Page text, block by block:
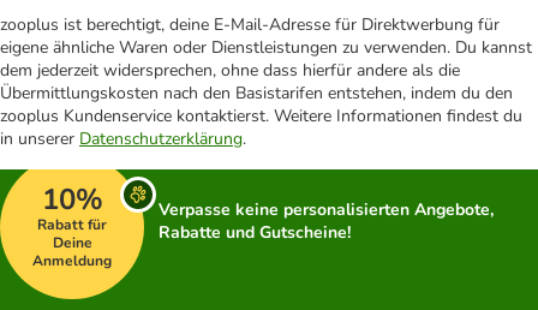
zooplus ist berechtigt, deine E-Mail-Adresse für Direktwerbung für
eigene ähnliche Waren oder Dienstleistungen zu verwenden. Du kannst
dem jederzeit widersprechen, ohne dass hierfür andere als die
Übermittlungskosten nach den Basistarifen entstehen, indem du den
zooplus Kundenservice kontaktierst. Weitere Informationen findest du
in unserer Datenschutzerklärung.
10%
Rabatt für
Deine
Anmeldung
Verpasse keine personalisierten Angebote,
Rabatte und Gutscheine!